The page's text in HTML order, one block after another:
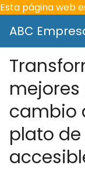
Esta página web
ABC
cambio
plato